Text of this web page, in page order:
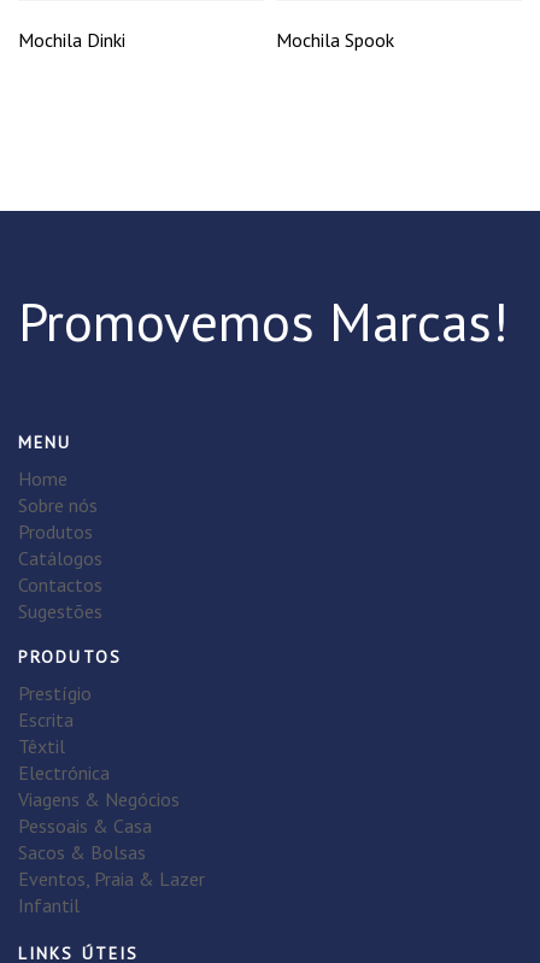
Mochila Dinki Mochila Spook
Promovemos Marcas!
MENU
Home
Sobre nós
Produtos
Catálogos
Contactos
Sugestões
PRODUTOS
Prestígio
Escrita
Têxtil
Electrónica
Viagens & Negócios
Pessoais & Casa
Sacos & Bolsas
Eventos, Praia & Lazer
Infantil
LINKS ÚTEIS